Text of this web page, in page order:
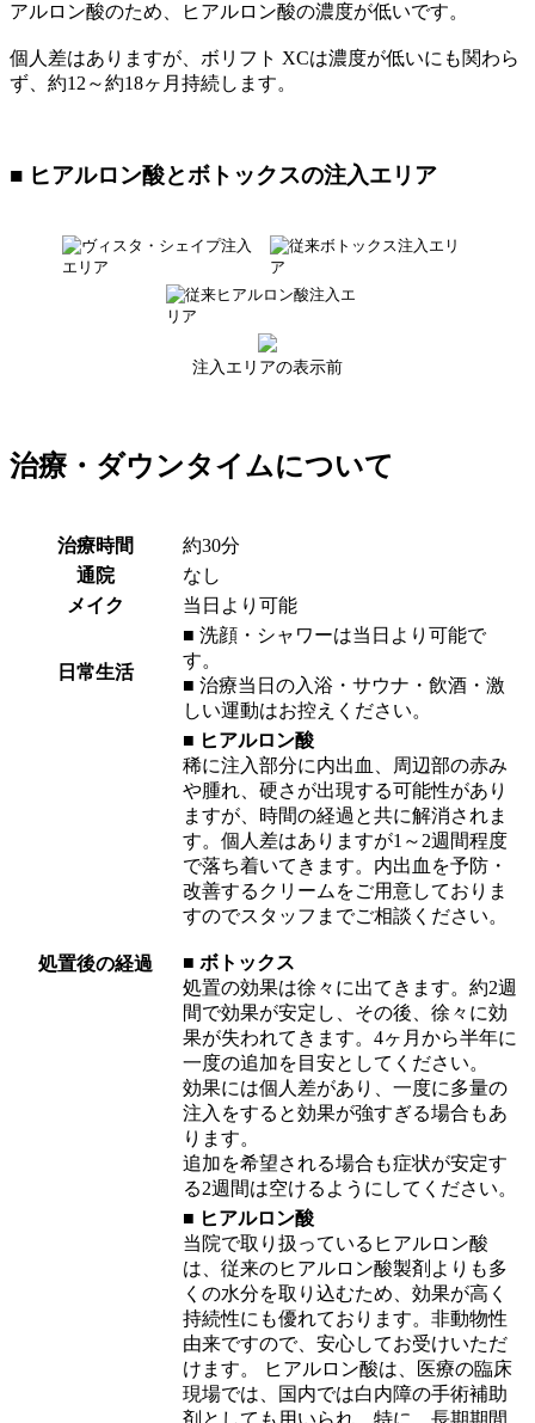
アルロン酸のため、ヒアルロン酸の濃度が低いです。
個人差はありますが、ボリフト XCは濃度が低いにも関わら
ず、約12～約18ヶ月持続します。
■ ヒアルロン酸とボトックスの注入エリア
注入エリアの表示前
治療・ダウンタイムについて
治療時間
約30分
通院
なし
メイク
当日より可能
日常生活
■ 洗顔・シャワーは当日より可能で
す。
■ 治療当日の入浴・サウナ・飲酒・激
しい運動はお控えください。
処置後の経過
■ ヒアルロン酸
稀に注入部分に内出血、周辺部の赤み
や腫れ、硬さが出現する可能性があり
ますが、時間の経過と共に解消されま
す。個人差はありますが1～2週間程度
で落ち着いてきます。内出血を予防・
改善するクリームをご用意しておりま
すのでスタッフまでご相談ください。
■ ボトックス
処置の効果は徐々に出てきます。約2週
間で効果が安定し、その後、徐々に効
果が失われてきます。4ヶ月から半年に
一度の追加を目安としてください。
効果には個人差があり、一度に多量の
注入をすると効果が強すぎる場合もあ
ります。
追加を希望される場合も症状が安定す
る2週間は空けるようにしてください。
■ ヒアルロン酸
当院で取り扱っているヒアルロン酸
は、従来のヒアルロン酸製剤よりも多
くの水分を取り込むため、効果が高く
持続性にも優れております。非動物性
由来ですので、安心してお受けいただ
けます。 ヒアルロン酸は、医療の臨床
現場では、国内では白内障の手術補助